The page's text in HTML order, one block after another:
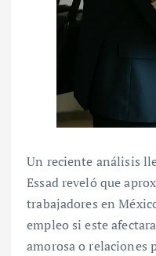
Un reciente análisis
Essad reveló que
trabajadores en
empleo si este
amorosa o relaciones